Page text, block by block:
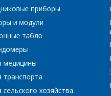
приборы
и модули
табло
медицины
транспорта
хозяйства
Комментарий*
Я согласен на обработку